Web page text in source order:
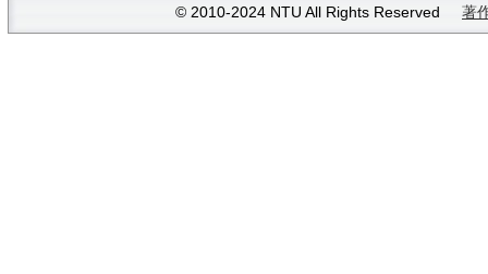
© 2010-2024 NTU All Rights Reserved 著